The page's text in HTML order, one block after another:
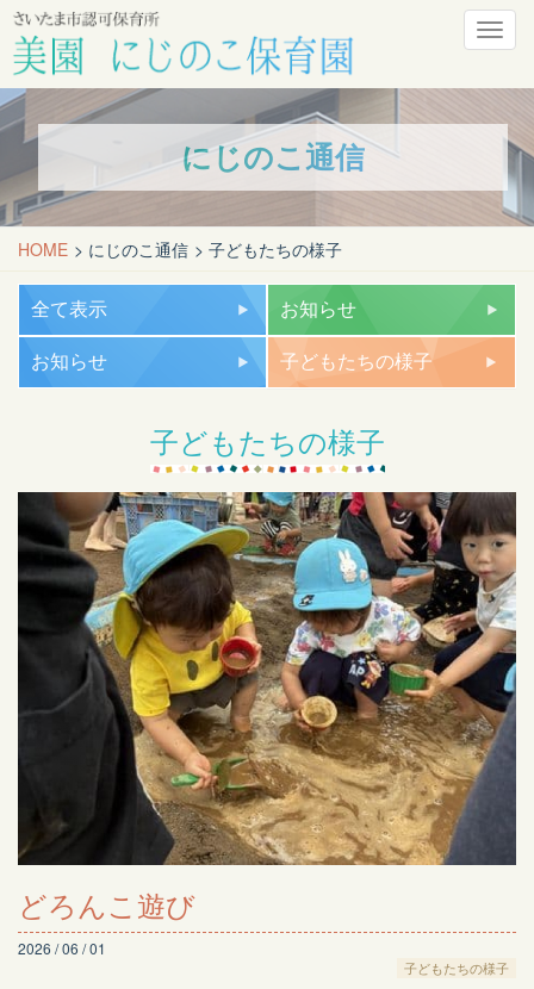
メ
ニ
にじのこ通信
HOME にじのこ通信 子どもたちの様子
全て表示 お知らせ
お知らせ 子どもたちの様子
子どもたちの様子
どろんこ遊び
2026 / 06 / 01
子どもたちの様子